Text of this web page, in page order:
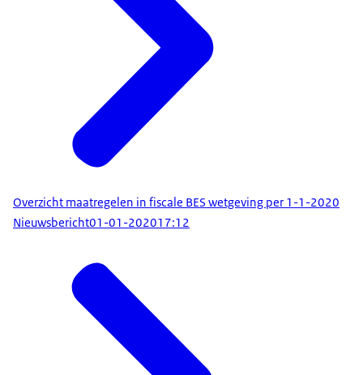
Overzicht maatregelen in fiscale BES wetgeving per 1-1-2020
Nieuwsbericht01-01-202017:12